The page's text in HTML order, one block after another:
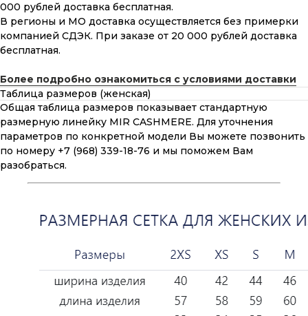
000 рублей доставка бесплатная.
В регионы и МО доставка осуществляется без примерки
компанией СДЭК. При заказе от 20 000 рублей доставка
бесплатная.
Более подробно ознакомиться с условиями доставки
Таблица размеров (женская)
Общая таблица размеров показывает стандартную
размерную линейку MIR CASHMERE. Для уточнения
параметров по конкретной модели Вы можете позвонить
по номеру +7 (968) 339-18-76 и мы поможем Вам
разобраться.